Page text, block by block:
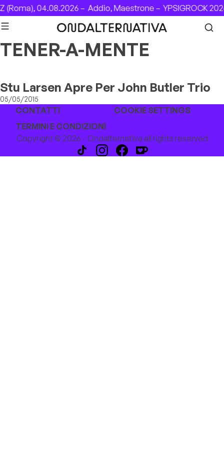
Skip to content
(Roma), 04.08.2026 – Addio, Maestrone – YPSIGROCK
TENER-A-MENTE
Stu Larsen Apre Per John Butler Trio
05/05/2015
CONTATTI
COOKIE SETTINGS
TERMINI E CONDIZIONI
Copyright © 2026 - Ondalternativa all rights reserved